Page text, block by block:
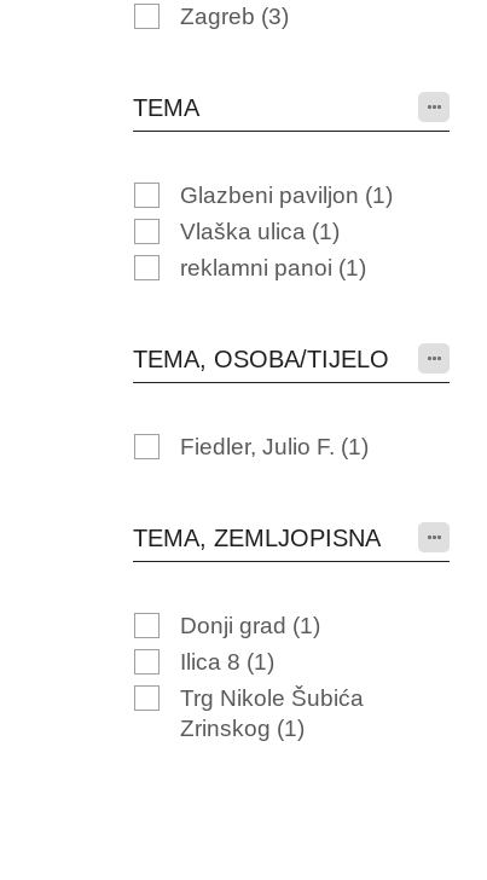
Zagreb (3)
TEMA
Glazbeni paviljon (1)
Vlaška ulica (1)
reklamni panoi (1)
TEMA, OSOBA/TIJELO
Fiedler, Julio F. (1)
TEMA, ZEMLJOPISNA
Donji grad (1)
Ilica 8 (1)
Trg Nikole Šubića
Zrinskog (1)